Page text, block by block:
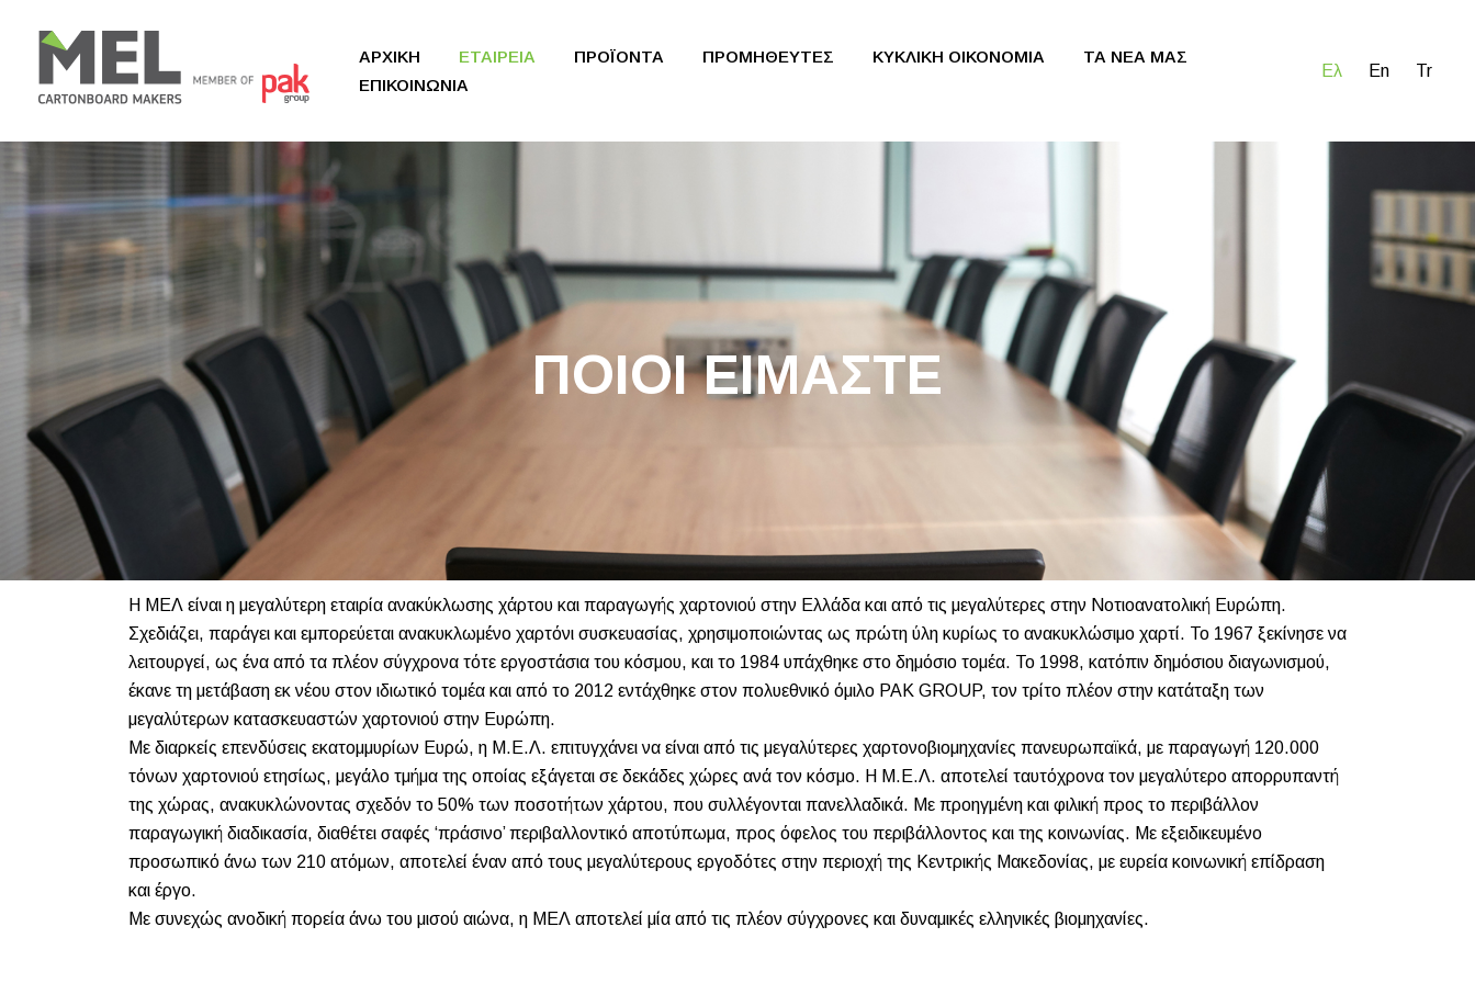
ΑΡΧΙΚΗ ΕΤΑΙΡΕΙΑ
Ποιοι είμαστε
Όμιλος Pak
Διοικητικό Συμβούλιο
Χαιρετισμός CEO
Εγκαταστάσεις
ΠΡΟΪΟΝΤΑ ΠΡΟΜΗΘΕΥΤΕΣ ΚΥΚΛΙΚΗ ΟΙΚΟΝΟΜΙΑ
Κύκλος Ζωής Χαρτονιού
Πιστοποιητικά
Ανακύκλωση
ΤΑ ΝΕΑ ΜΑΣ
ΕΠΙΚΟΙΝΩΝΙΑ
Ελ En Tr
ΠΟΙΟΙ ΕΙΜΑΣΤΕ
Η ΜΕΛ είναι η μεγαλύτερη εταιρία ανακύκλωσης χάρτου και παραγωγής χαρτονιού στην Ελλάδα και από τις μεγαλύτερες στην Νοτιοανατολική Ευρώπη.
Σχεδιάζει, παράγει και εμπορεύεται ανακυκλωμένο χαρτόνι συσκευασίας, χρησιμοποιώντας ως πρώτη ύλη κυρίως το ανακυκλώσιμο χαρτί. Το 1967 ξεκίνησε να
λειτουργεί, ως ένα από τα πλέον σύγχρονα τότε εργοστάσια του κόσμου, και το 1984 υπάχθηκε στο δημόσιο τομέα. Το 1998, κατόπιν δημόσιου διαγωνισμού,
έκανε τη μετάβαση εκ νέου στον ιδιωτικό τομέα και από το 2012 εντάχθηκε στον πολυεθνικό όμιλο PAK GROUP, τον τρίτο πλέον στην κατάταξη των
μεγαλύτερων κατασκευαστών χαρτονιού στην Ευρώπη.
Με διαρκείς επενδύσεις εκατομμυρίων Ευρώ, η Μ.Ε.Λ. επιτυγχάνει να είναι από τις μεγαλύτερες χαρτονοβιομηχανίες πανευρωπαϊκά, με παραγωγή 120.000
τόνων χαρτονιού ετησίως, μεγάλο τμήμα της οποίας εξάγεται σε δεκάδες χώρες ανά τον κόσμο. Η Μ.Ε.Λ. αποτελεί ταυτόχρονα τον μεγαλύτερο απορρυπαντή
της χώρας, ανακυκλώνοντας σχεδόν το 50% των ποσοτήτων χάρτου, που συλλέγονται πανελλαδικά. Με προηγμένη και φιλική προς το περιβάλλον
παραγωγική διαδικασία, διαθέτει σαφές ‘πράσινο’ περιβαλλοντικό αποτύπωμα, προς όφελος του περιβάλλοντος και της κοινωνίας. Με εξειδικευμένο
προσωπικό άνω των 210 ατόμων, αποτελεί έναν από τους μεγαλύτερους εργοδότες στην περιοχή της Κεντρικής Μακεδονίας, με ευρεία κοινωνική επίδραση
και έργο.
Με συνεχώς ανοδική πορεία άνω του μισού αιώνα, η ΜΕΛ αποτελεί μία από τις πλέον σύγχρονες και δυναμικές ελληνικές βιομηχανίες.